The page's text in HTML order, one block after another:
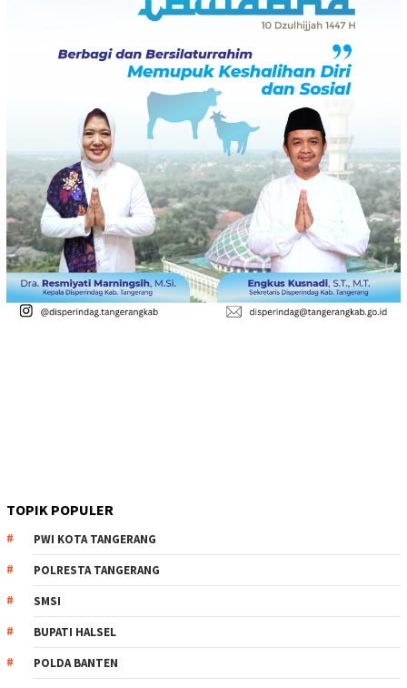
TOPIK POPULER
PWI KOTA TANGERANG
POLRESTA TANGERANG
SMSI
BUPATI HALSEL
POLDA BANTEN